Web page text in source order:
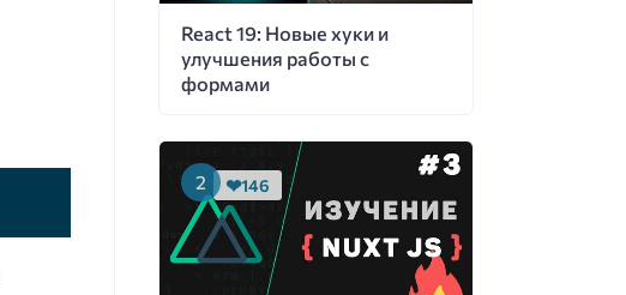
React 19: Новые хуки и
улучшения работы с
формами
146